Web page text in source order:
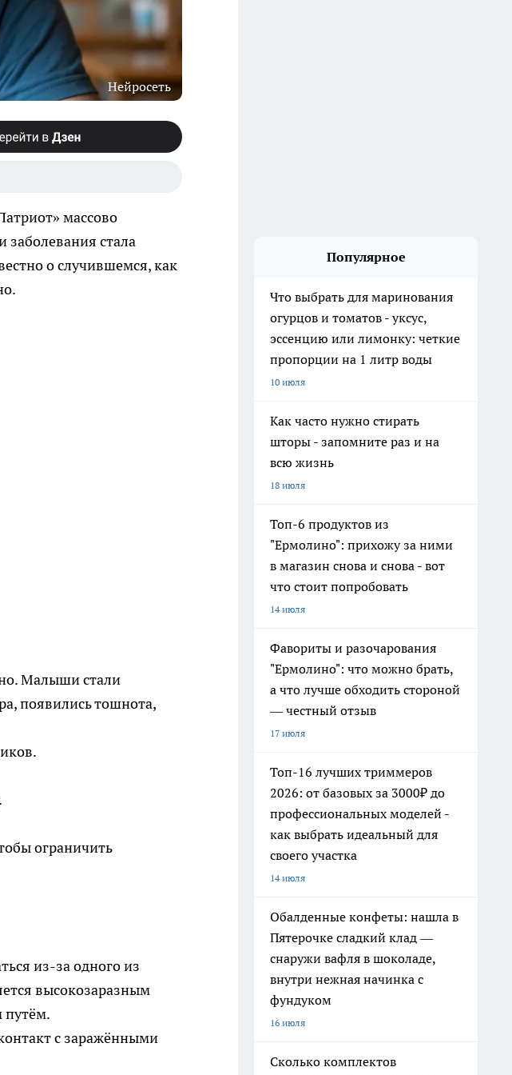
Нейросеть
массово
стала
о случившемся, как
Малыши стали
появились тошнота,
ограничить
из-за одного из
высокозаразным
путём.
с заражёнными
Популярное
Что выбрать для маринования
огурцов и томатов - уксус,
эссенцию или лимонку: четкие
пропорции на 1 литр воды
10 июля
Как часто нужно стирать
шторы - запомните раз и на
всю жизнь
18 июля
Топ-6 продуктов из
"Ермолино": прихожу за ними
в магазин снова и снова - вот
что стоит попробовать
14 июля
Фавориты и разочарования
"Ермолино": что можно брать,
а что лучше обходить стороной
— честный отзыв
17 июля
Топ-16 лучших триммеров
2026: от базовых за 3000₽ до
профессиональных моделей -
как выбрать идеальный для
своего участка
14 июля
Обалденные конфеты: нашла в
Пятерочке сладкий клад —
снаружи вафля в шоколаде,
внутри нежная начинка с
фундуком
16 июля
Сколько комплектов